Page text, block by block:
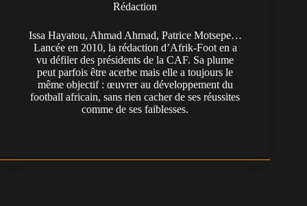
Rédaction
Issa Hayatou, Ahmad Ahmad, Patrice Motsepe…
Lancée en 2010, la rédaction d’Afrik-Foot en a
vu défiler des présidents de la CAF. Sa plume
peut parfois être acerbe mais elle a toujours le
même objectif : œuvrer au développement du
football africain, sans rien cacher de ses réussites
comme de ses faiblesses.